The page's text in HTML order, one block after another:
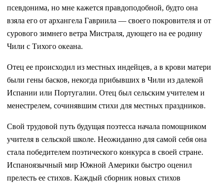
псевдонима, но мне кажется правдоподобной, будто она
взяла его от архангела Гавриила — своего покровителя и от
сурового зимнего ветра Мистраля, дующего на ее родину
Чили с Тихого океана.
Отец ее происходил из местных индейцев, а в крови матери
были гены басков, некогда прибывших в Чили из далекой
Испании или Португалии. Отец был сельским учителем и
менестрелем, сочинявшим стихи для местных праздников.
Свой трудовой путь будущая поэтесса начала помощником
учителя в сельской школе. Неожиданно для самой себя она
стала победителем поэтического конкурса в своей стране.
Испаноязычный мир Южной Америки быстро оценил
прелесть ее стихов. Каждый сборник новых стихов